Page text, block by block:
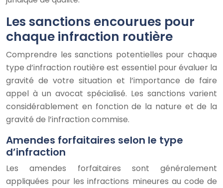
Les sanctions encourues pour
chaque infraction routière
Comprendre les sanctions potentielles pour chaque
type d’infraction routière est essentiel pour évaluer la
gravité de votre situation et l’importance de faire
appel à un avocat spécialisé. Les sanctions varient
considérablement en fonction de la nature et de la
gravité de l’infraction commise.
Amendes forfaitaires selon le type
d’infraction
Les amendes forfaitaires sont généralement
appliquées pour les infractions mineures au code de